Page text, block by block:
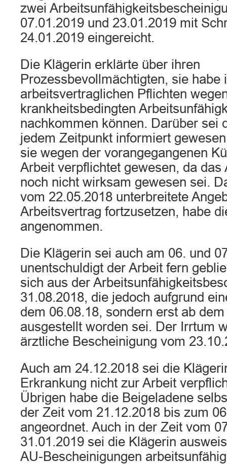
zwei
07.01.2019 und 23.01.2019 mit
24.01.2019 eingereicht.
Die Klägerin erklärte über ihren
Prozessbevollmächtigten, sie habe
arbeitsvertraglichen Pflichten
krankheitsbedingten
nachkommen können. Darüber sei
jedem Zeitpunkt informiert
sie wegen der vorangegangenen
Arbeit verpflichtet gewesen, da das
noch nicht wirksam gewesen sei.
vom 22.05.2018 unterbreitete
Arbeitsvertrag fortzusetzen, habe
angenommen.
Die Klägerin sei auch am 06. und
unentschuldigt der Arbeit fern
sich aus der
31.08.2018, die jedoch aufgrund
dem 06.08.18, sondern erst ab
ausgestellt worden sei. Der Irrtum
ärztliche Bescheinigung vom
Auch am 24.12.2018 sei die
Erkrankung nicht zur Arbeit
Übrigen habe die Beigeladene
der Zeit vom 21.12.2018 bis zum
angeordnet. Auch in der Zeit vom
31.01.2019 sei die Klägerin
AU-Bescheinigungen